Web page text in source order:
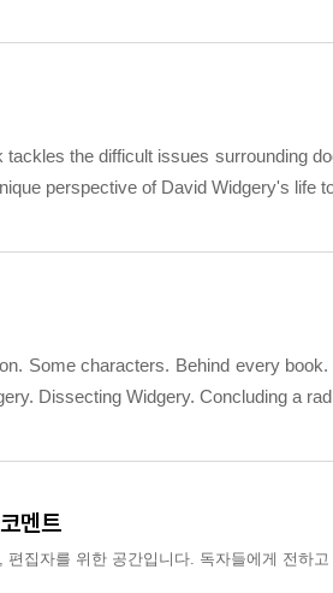
tackles the difficult issues surrounding
perspective of David Widgery's life
Some characters. Behind every
Dissecting Widgery. Concluding a
멘트
편집자를 위한 공간입니다. 독자들에게 전하